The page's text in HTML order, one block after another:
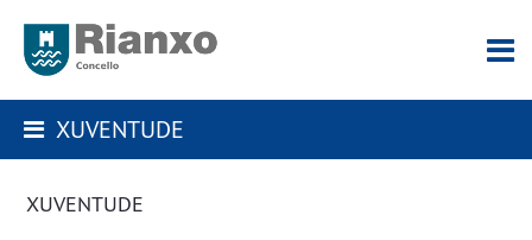
XUVENTUDE
XUVENTUDE